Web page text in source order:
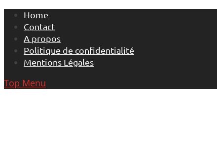
Skip
content
Home
Contact
A propos
Politique de confidentialité
Mentions Légales
Top Menu